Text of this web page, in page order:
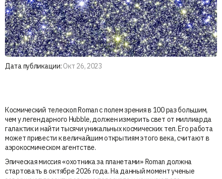
Дата публикации: Окт 26, 2023
Космический телескоп Roman с полем зрения в 100 раз большим,
чем у легендарного Hubble, должен измерить свет от миллиарда
галактик и найти тысячи уникальных космических тел. Его работа
может привести к величайшим открытиям этого века, считают в
аэрокосмическом агентстве.
Эпическая миссия «охотника за планетами» Roman должна
стартовать в октябре 2026 года. На данный момент ученые